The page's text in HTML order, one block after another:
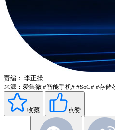
责编： 李正操
来源：爱集微 #智能手机# #SoC# #存储
收藏 点赞